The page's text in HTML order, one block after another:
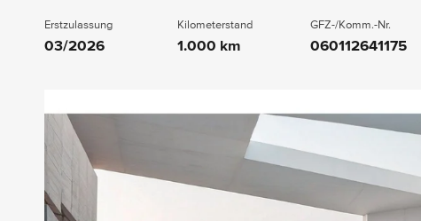
Erstzulassung
03/2026
Kilometerstand
1.000 km
GFZ-/Komm.-Nr.
060112641175